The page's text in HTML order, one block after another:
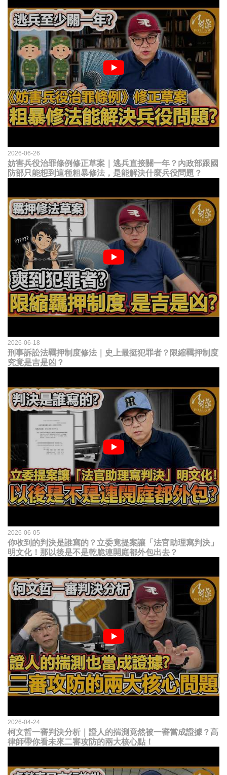
2026-06-26
妨害兵役治罪條例修正草案｜逃兵直接關一年？內政部跟國
防部只能想到這種粗暴修法，是能解決什麼兵役問題？
2026-06-18
刑事訴訟法羈押制度修法｜史上最挺犯罪者？限縮羈押制度
究竟是吉是凶？
2026-06-05
你收到的判決是誰寫的？立委竟提案讓「法官助理寫判決」
明文化！那以後是不是乾脆連開庭都外包出去？
2026-04-24
柯文哲一審判決分析｜證人的揣測竟然被一審當成證據？高
律師帶你看未來二審攻防的兩大核心點！